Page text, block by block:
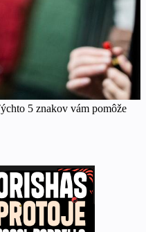
5 znakov vám pomôže